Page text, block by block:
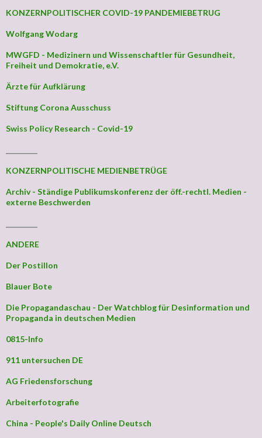
KONZERNPOLITISCHER COVID-19 PANDEMIEBETRUG
Wolfgang Wodarg
MWGFD - Medizinern und Wissenschaftler für Gesundheit,
Freiheit und Demokratie, e.V.
Ärzte für Aufklärung
Stiftung Corona Ausschuss
Swiss Policy Research - Covid-19
KONZERNPOLITISCHE MEDIENBETRÜGE
Archiv - Ständige Publikumskonferenz der öff.-rechtl. Medien -
externe Beschwerden
ANDERE
Der Postillon
Blauer Bote
Die Propagandaschau - Der Watchblog für Desinformation und
Propaganda in deutschen Medien
0815-Info
911 untersuchen DE
AG Friedensforschung
Arbeiterfotografie
China - People's Daily Online Deutsch